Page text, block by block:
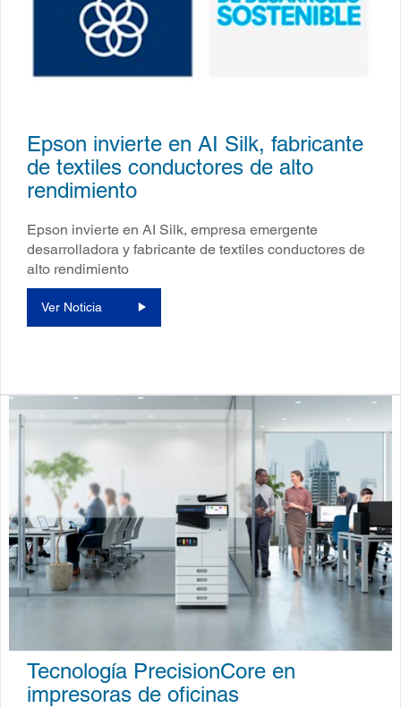
Epson invierte en AI Silk, fabricante
de textiles conductores de alto
rendimiento
Epson invierte en AI Silk, empresa emergente
desarrolladora y fabricante de textiles conductores de
alto rendimiento
Ver Noticia
Tecnología PrecisionCore en
impresoras de oficinas